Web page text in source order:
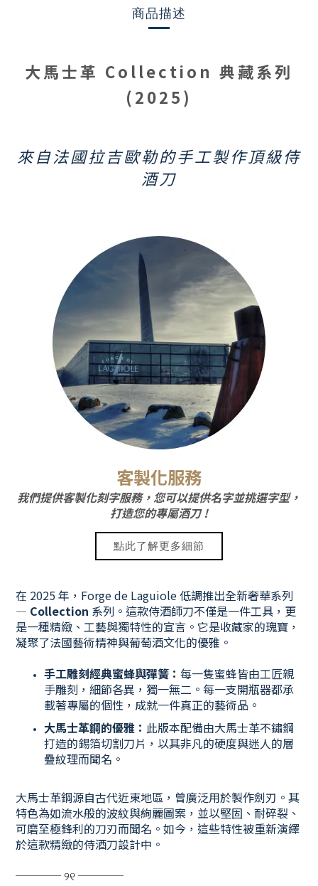
商品描述
大馬士革 Collection 典藏系列
(2025)
來自法國拉吉歐勒的手工製作頂級侍
酒刀
客製化服務
我們提供客製化刻字服務，您可以提供名字並挑選字型，
打造您的專屬酒刀 !
在 2025 年，Forge de Laguiole 低調推出全新奢華系列
— Collection 系列。這款侍酒師刀不僅是一件工具，更
是一種精緻、工藝與獨特性的宣言。它是收藏家的瑰寶，
凝聚了法國藝術精神與葡萄酒文化的優雅。
手工雕刻經典蜜蜂與彈簧 ： 每一隻蜜蜂皆由工匠親
手雕刻，細節各異，獨一無二。每一支開瓶器都承
載著專屬的個性，成就一件真正的藝術品。
大馬士革鋼的優雅 ： 此版本配備由大馬士革不鏽鋼
打造的錫箔切割刀片，以其非凡的硬度與迷人的層
疊紋理而聞名。
大馬士革鋼源自古代近東地區，曾廣泛用於製作劍刃。其
特色為如流水般的波紋與絢麗圖案，並以堅固、耐碎裂、
可磨至極鋒利的刀刃而聞名。如今，這些特性被重新演繹
於這款精緻的侍酒刀設計中。
──── ୨୧ ────